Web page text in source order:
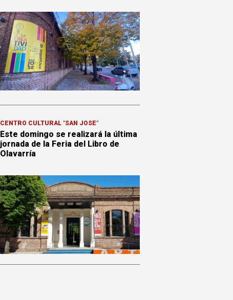
CENTRO CULTURAL "SAN JOSÉ"
Este domingo se realizará la última
jornada de la Feria del Libro de
Olavarría